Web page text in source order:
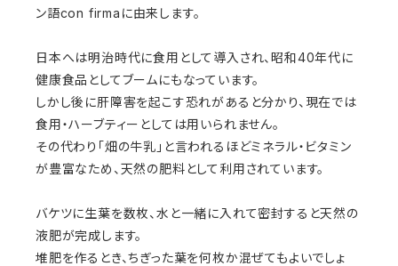
ン語con firmaに由来します。
日本へは明治時代に食用として導入され、昭和40年代に
健康食品としてブームにもなっています。
しかし後に肝障害を起こす恐れがあると分かり、現在では
食用・ハーブティーとしては用いられません。
その代わり「畑の牛乳」と言われるほどミネラル・ビタミン
が豊富なため、天然の肥料として利用されています。
バケツに生葉を数枚、水と一緒に入れて密封すると天然の
液肥が完成します。
堆肥を作るとき、ちぎった葉を何枚か混ぜてもよいでしょ